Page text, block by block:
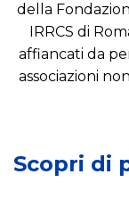
della
IRRCS di
affiancati da
associazioni
Scopri di